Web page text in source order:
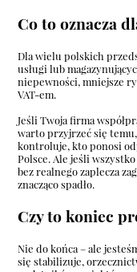
Co to oznacza
Dla wielu polskich
usługi lub
niepewności, mniejsze
VAT-em.
Jeśli Twoja firma
warto przyjrzeć się temu,
kontroluje, kto ponosi
Polsce. Ale jeśli
bez realnego zaplecza
znacząco spadło.
Czy to koniec
Nie do końca – ale
się stabilizuje,